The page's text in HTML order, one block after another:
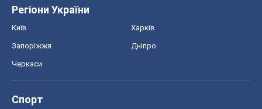
Регіони України
Київ Харків
Запоріжжя Дніпро
Черкаси
Спорт